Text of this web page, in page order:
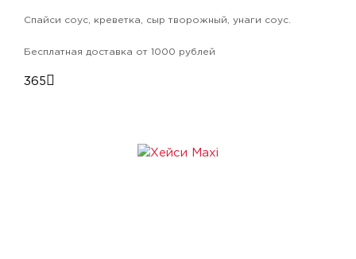
Спайси соус, креветка, сыр творожный, унаги соус.
Бесплатная доставка от 1000 рублей
365